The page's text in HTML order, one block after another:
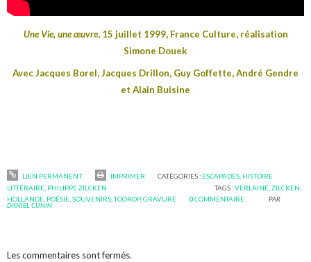
Une Vie, une œuvre, 15 juillet 1999, France Culture, réalisation
Simone Douek
Avec Jacques Borel, Jacques Drillon, Guy Goffette, André Gendre
et Alain Buisine
LIEN PERMANENT IMPRIMER CATÉGORIES : ESCAPADES HISTOIRE
LITTÉRAIRE PHILIPPE ZILCKEN TAGS :VERLAINE, ZILCKEN
HOLLANDE, POÉSIE,SOUVENIRS,TOOROP,GRAVURE 0COMMENTAIRE PAR
DANIEL CUNIN
Les commentaires sont fermés.